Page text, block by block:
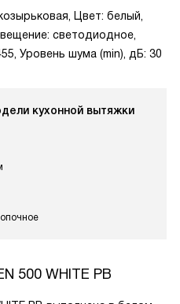
Цвет: белый,
светодиодное,
Уровень шума (min), дБ: 30
кухонной вытяжки
500 WHITE PB